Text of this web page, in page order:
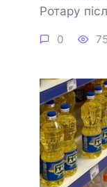
Ротару
0 75